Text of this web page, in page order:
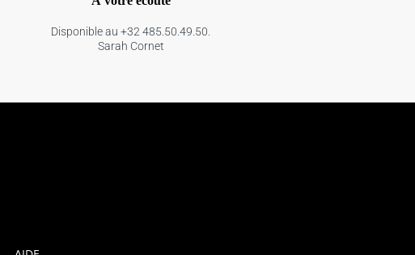
Disponible au +32 485.50.49.50.
Sarah Cornet